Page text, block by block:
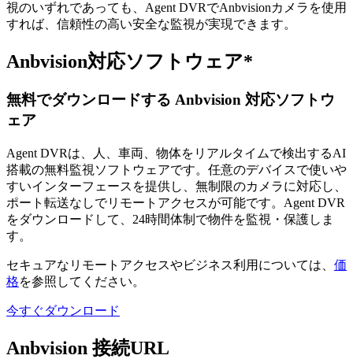
視のいずれであっても、Agent DVRでAnbvisionカメラを使用
すれば、信頼性の高い安全な監視が実現できます。
Anbvision対応ソフトウェア*
無料でダウンロードする Anbvision 対応ソフトウ
ェア
Agent DVRは、人、車両、物体をリアルタイムで検出するAI
搭載の無料監視ソフトウェアです。任意のデバイスで使いや
すいインターフェースを提供し、無制限のカメラに対応し、
ポート転送なしでリモートアクセスが可能です。Agent DVR
をダウンロードして、24時間体制で物件を監視・保護しま
す。
セキュアなリモートアクセスやビジネス利用については、 価
格を参照してください。
今すぐダウンロード
Anbvision 接続URL